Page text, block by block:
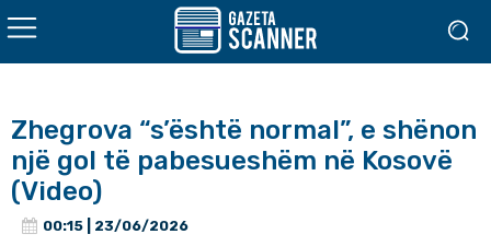
Zhegrova “s’është normal”, e shënon
një gol të pabesueshëm në Kosovë
(Video)
00:15 | 23/06/2026